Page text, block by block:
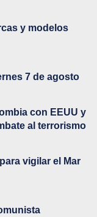
y modelos
7 de agosto
con EEUU y
al terrorismo
vigilar el Mar